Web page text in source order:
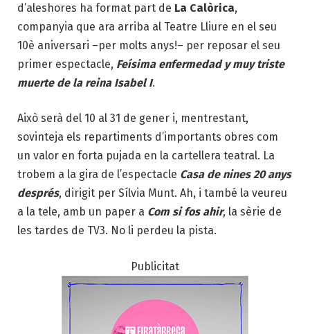
d’aleshores ha format part de La Calòrica,
companyia que ara arriba al Teatre Lliure en el seu
10è aniversari –per molts anys!– per reposar el seu
primer espectacle, Feísima enfermedad y muy triste
muerte de la reina Isabel I.
Això serà del 10 al 31 de gener i, mentrestant,
sovinteja els repartiments d’importants obres com
un valor en forta pujada en la cartellera teatral. La
trobem a la gira de l’espectacle Casa de nines 20 anys
després, dirigit per Sílvia Munt. Ah, i també la veureu
a la tele, amb un paper a Com si fos ahir, la sèrie de
les tardes de TV3. No li perdeu la pista.
Publicitat